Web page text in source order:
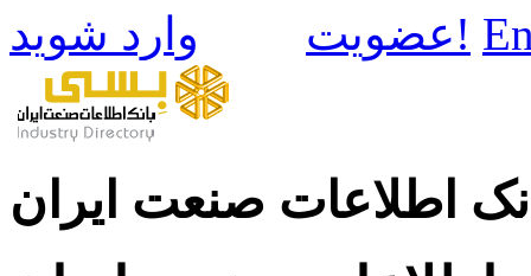
عضویتوارد شوید!
اطلاعات صنعت ایران